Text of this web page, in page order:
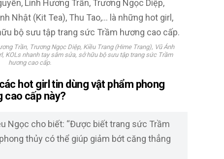
Trần, Trương Ngọc Diệp, Kiều Trang (Hime Trang), Vũ Ánh
KOLs nhanh tay sắm sửa, sở hữu bộ sưu tập trang sức Trầm
hương cao cấp.
hot girl tin dùng vật phẩm phong
cao cấp này?
Ngọc cho biết: “Được biết trang sức Trầm
thủy có thể giúp giảm bớt căng thẳng